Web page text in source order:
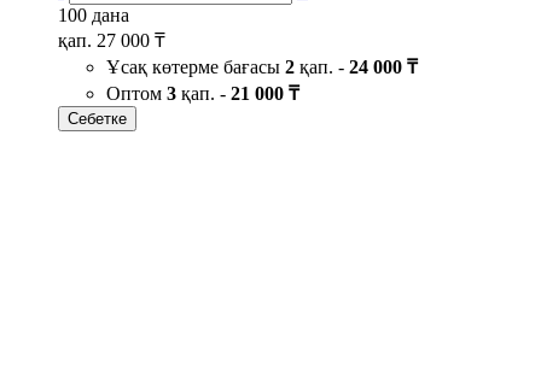
100 дана
қап. 27 000 ₸
Ұсақ көтерме бағасы 2 қап. - 24 000 ₸
Оптом 3 қап. - 21 000 ₸
Себетке